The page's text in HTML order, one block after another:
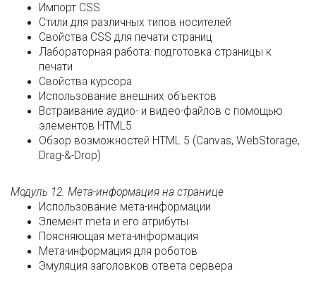
Импорт CSS
Стили для различных типов носителей
Свойства CSS для печати страниц
Лабораторная работа: подготовка страницы к
печати
Свойства курсора
Использование внешних объектов
Встраивание аудио- и видео-файлов с помощью
элементов HTML5
Обзор возможностей HTML 5 (Canvas, WebStorage,
Drag-&-Drop)
Модуль 12. Мета-информация на странице
Использование мета-информации
Элемент meta и его атрибуты
Поясняющая мета-информация
Мета-информация для роботов
Эмуляция заголовков ответа сервера